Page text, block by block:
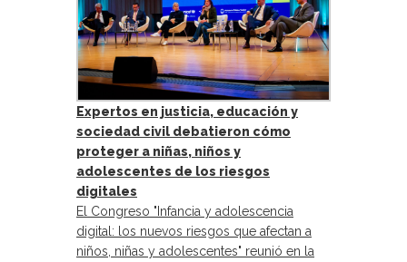
Expertos en justicia, educación y
sociedad civil debatieron cómo
proteger a niñas, niños y
adolescentes de los riesgos
digitales
El Congreso "Infancia y adolescencia
digital: los nuevos riesgos que afectan a
niños, niñas y adolescentes" reunió en la